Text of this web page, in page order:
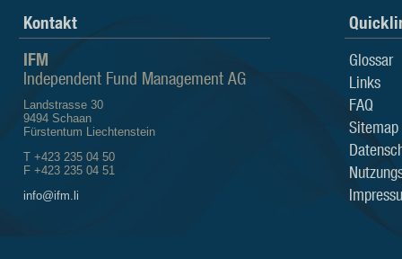
Kontakt
IFM
Independent Fund Management AG
Landstrasse 30
9494 Schaan
Fürstentum Liechtenstein
T +423 235 04 50
F +423 235 04 51
info@ifm.li
Glossar
Links
FAQ
Sitemap